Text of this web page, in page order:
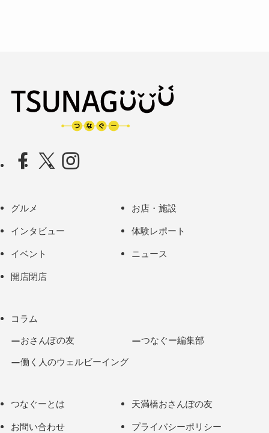
グルメ お店・施設
インタビュー 体験レポート
イベント ニュース
開店閉店
コラム
おさんぽの友 つなぐー編集部
働く人のウェルビーイング
つなぐーとは 天満橋おさんぽの友
お問い合わせ プライバシーポリシー